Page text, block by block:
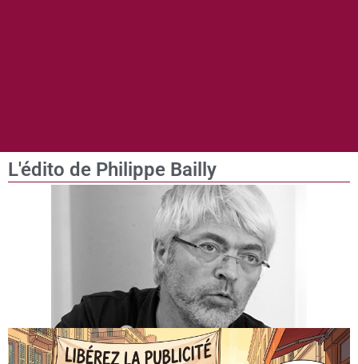
L'édito de Philippe Bailly